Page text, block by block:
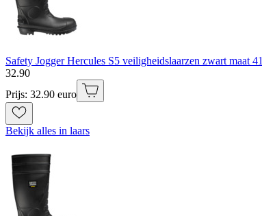
Safety Jogger Hercules S5 veiligheidslaarzen zwart maat 41
32.90
Prijs: 32.90 euro
Bekijk alles in laars